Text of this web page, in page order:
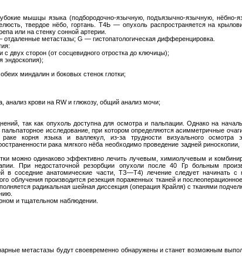
мышцы языка (подбородочно-язычную, подъязычно-язычную,
твердое нёбо, гортань. Т4Ь — опухоль распространяется на
или на стенку сонной артерии.
метастазы; G — гистопатологическая дифференцировка.
двух сторон (от сосцевидного отростка до ключицы);
эндоскопия);
миндалин и боковых стенок глотки;
анализ крови на RW и глюкозу, общий анализ мочи;
так как опухоль доступна для осмотра и пальпации. Однако на
исследование, при котором определяются асимметричные
корня языка и валлекул, из-за трудности визуального осмотра
рака мягкого нёба необходимо проведение задней
можно одинаково эффективно лечить лучевым, химиолучевым и
При недостаточной резорбции опухоли после 40 Гр больным
в соседние анатомические части, ТЗ—Т4) лечение следует начинать с
производится резекция пораженных тканей и
радикальная шейная диссекция (операция Крайля) с тканями
и тщательном наблюдении.
метастазы будут своевременно обнаружены и станет возможным